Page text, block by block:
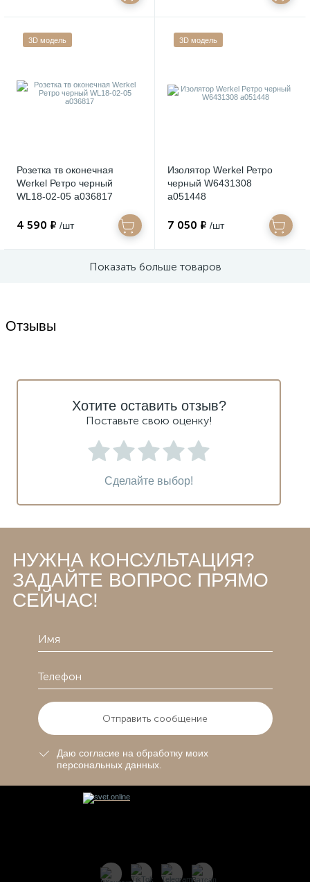
3D модель
Розетка тв оконечная
Werkel Ретро черный
WL18-02-05 a036817
4 590 ₽ /шт
3D модель
Изолятор Werkel Ретро
черный W6431308
a051448
7 050 ₽ /шт
Показать больше товаров
Отзывы
Хотите оставить отзыв?
Поставьте свою оценку!
Сделайте выбор!
НУЖНА КОНСУЛЬТАЦИЯ?
ЗАДАЙТЕ ВОПРОС ПРЯМО
СЕЙЧАС!
Отправить сообщение
Даю согласие на обработку моих
персональных данных.